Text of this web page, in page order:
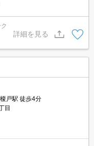
詳細を見る
戸駅 徒歩4分
目